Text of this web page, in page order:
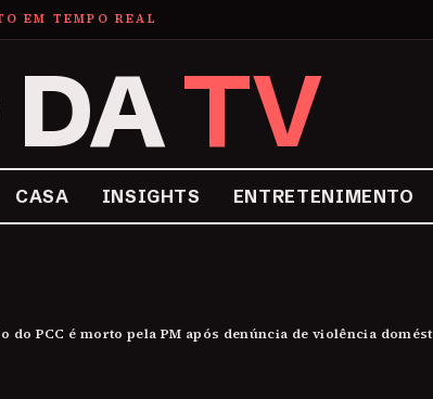
EM TEMPO REAL
TV
CASA INSIGHTS ENTRETENIMENTO
do PCC é morto pela PM após denúncia de violência